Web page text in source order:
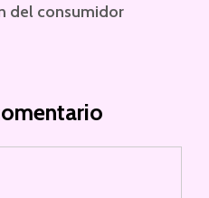
del consumidor